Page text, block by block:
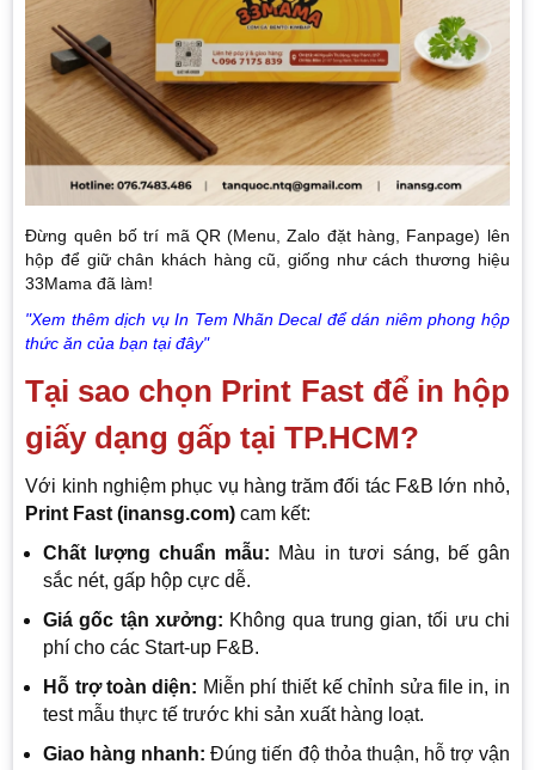
Đừng quên bố trí mã QR (Menu, Zalo đặt hàng, Fanpage) lên
hộp để giữ chân khách hàng cũ, giống như cách thương hiệu
33Mama đã làm!
"Xem thêm dịch vụ In Tem Nhãn Decal để dán niêm phong hộp
thức ăn của bạn tại đây"
Tại sao chọn Print Fast để in hộp
giấy dạng gấp tại TP.HCM?
Với kinh nghiệm phục vụ hàng trăm đối tác F&B lớn nhỏ,
Print Fast (inansg.com) cam kết:
Chất lượng chuẩn mẫu: Màu in tươi sáng, bế gân
sắc nét, gấp hộp cực dễ.
Giá gốc tận xưởng: Không qua trung gian, tối ưu chi
phí cho các Start-up F&B.
Hỗ trợ toàn diện: Miễn phí thiết kế chỉnh sửa file in, in
test mẫu thực tế trước khi sản xuất hàng loạt.
Giao hàng nhanh: Đúng tiến độ thỏa thuận, hỗ trợ vận